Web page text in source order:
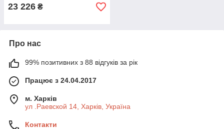
23 226 ₴
Про нас
99% позитивних з 88 відгуків за рік
Працює з 24.04.2017
м. Харків
ул .Раевской 14, Харків, Україна
Контакти